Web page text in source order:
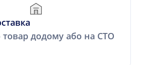
додому або на СТО